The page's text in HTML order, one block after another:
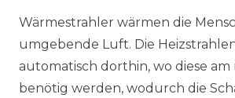
Wärmestrahler wärmen die
umgebende Luft. Die
automatisch dorthin, wo diese am
benötig werden, wodurch die